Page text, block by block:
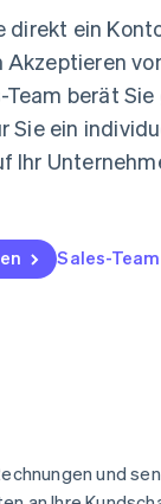
direkt ein
Akzeptieren
Team berät
Sie ein
Ihr
Sales-
und
文